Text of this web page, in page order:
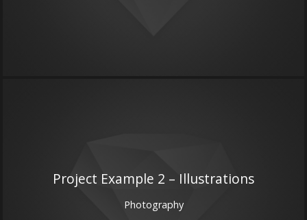
Project Example 2 – Illustrations
Photography